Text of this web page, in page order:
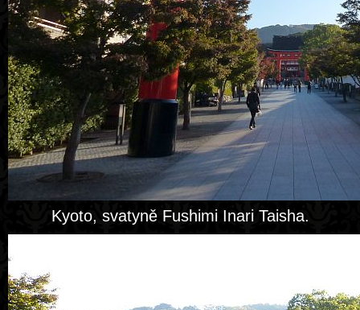
Kyoto, svatyně Fushimi Inari Taisha.